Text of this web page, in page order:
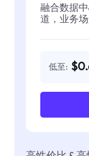
融合数据
道，业务场
低至: